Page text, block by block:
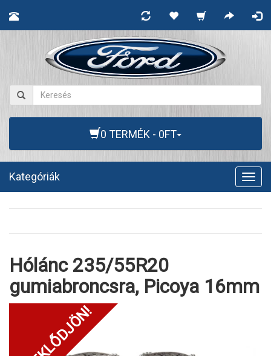
0 TERMÉK - 0FT
Kategóriák
Hólánc 235/55R20
gumiabroncsra, Picoya 16mm